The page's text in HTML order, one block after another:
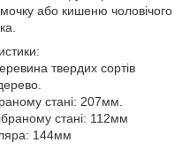
або кишеню чоловічого
твердих сортів
стані: 207мм.
стані: 112мм
144мм